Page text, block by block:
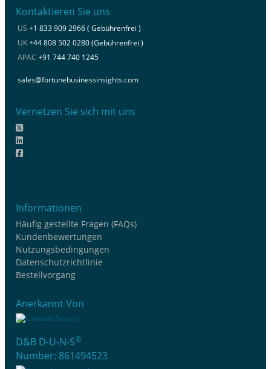
Kontaktieren Sie uns
US +1 833 909 2966 ( Gebührenfrei )
UK+44 808 502 0280 (Gebührenfrei )
APAC +91 744 740 1245
sales@fortunebusinessinsights.com
Vernetzen Sie sich mit uns
Informationen
Häufig gestellte Fragen (FAQs)
Kundenbewertungen
Nutzungsbedingungen
Datenschutzrichtlinie
Bestellvorgang
Anerkannt Von
D&B D-U-N-S®
Number: 861494523